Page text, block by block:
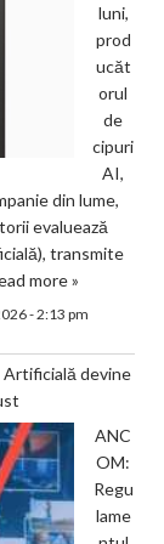
luni,
prod
ucăt
orul
de
cipuri
AI,
din lume,
evaluează
transmite
more »
- 2:13 pm
devine
ANC
OM:
Regu
lame